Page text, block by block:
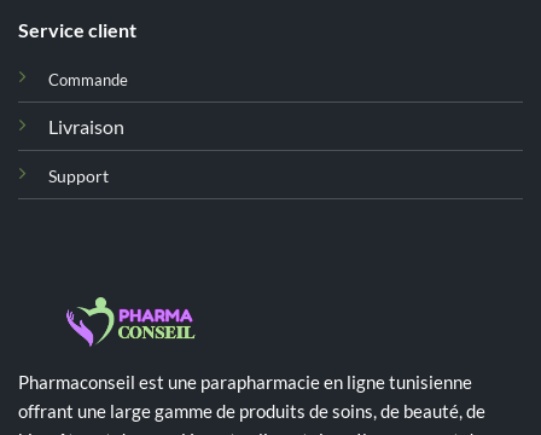
Service client
Commande
Livraison
Support
Pharmaconseil est une parapharmacie en ligne tunisienne
offrant une large gamme de produits de soins, de beauté, de